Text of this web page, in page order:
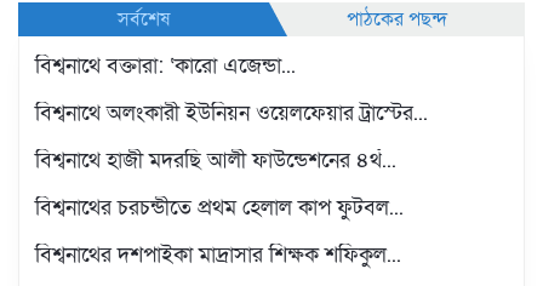
সর্বশেষ
পাঠকের পছন্দ
বিশ্বনাথে বক্তারা: ‘কারো এজেন্ডা...
বিশ্বনাথে অলংকারী ইউনিয়ন ওয়েলফেয়ার ট্রাস্টের...
বিশ্বনাথে হাজী মদরছি আলী ফাউন্ডেশনের ৪র্থ...
বিশ্বনাথের চরচন্ডীতে প্রথম হেলাল কাপ ফুটবল...
বিশ্বনাথের দশপাইকা মাদ্রাসার শিক্ষক শফিকুল...